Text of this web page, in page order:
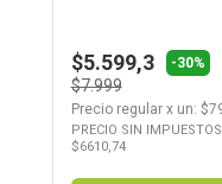
$5.599,3 -30%
$7.999
Precio regularx un: $
PRECIO SIN
$6610,74